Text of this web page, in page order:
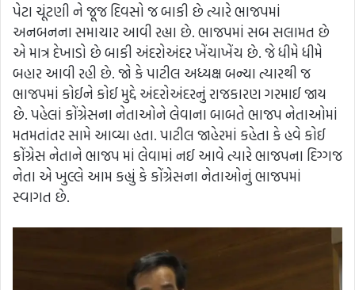
પેટા ચૂંટણી ને જૂજ દિવસો જ બાકી છે ત્યારે ભાજપમાં
અનબનના સમાચાર આવી રહ્યા છે. ભાજપમાં સબ સલામત છે
એ માત્ર દેખાડો છે બાકી અંદરોઅંદર ખેંચાખેંચ છે. જે ધીમે ધીમે
બહાર આવી રહી છે. જો કે પાટીલ અધ્યક્ષ બન્યા ત્યારથી જ
ભાજપમાં કોઈને કોઈ મુદ્દે અંદરોઅંદરનું રાજકારણ ગરમાઈ જાય
છે. પહેલાં કોંગ્રેસના નેતાઓને લેવાના બાબતે ભાજપ નેતાઓમાં
મતમતાંતર સામે આવ્યા હતા. પાટીલ જાહેરમાં કહેતા કે હવે કોઈ
કોંગ્રેસ નેતાને ભાજપ માં લેવામાં નઈ આવે ત્યારે ભાજપના દિગ્ગજ
નેતા એ ખુલ્લે આમ કહ્યું કે કોંગ્રેસના નેતાઓનું ભાજપમાં
સ્વાગત છે.